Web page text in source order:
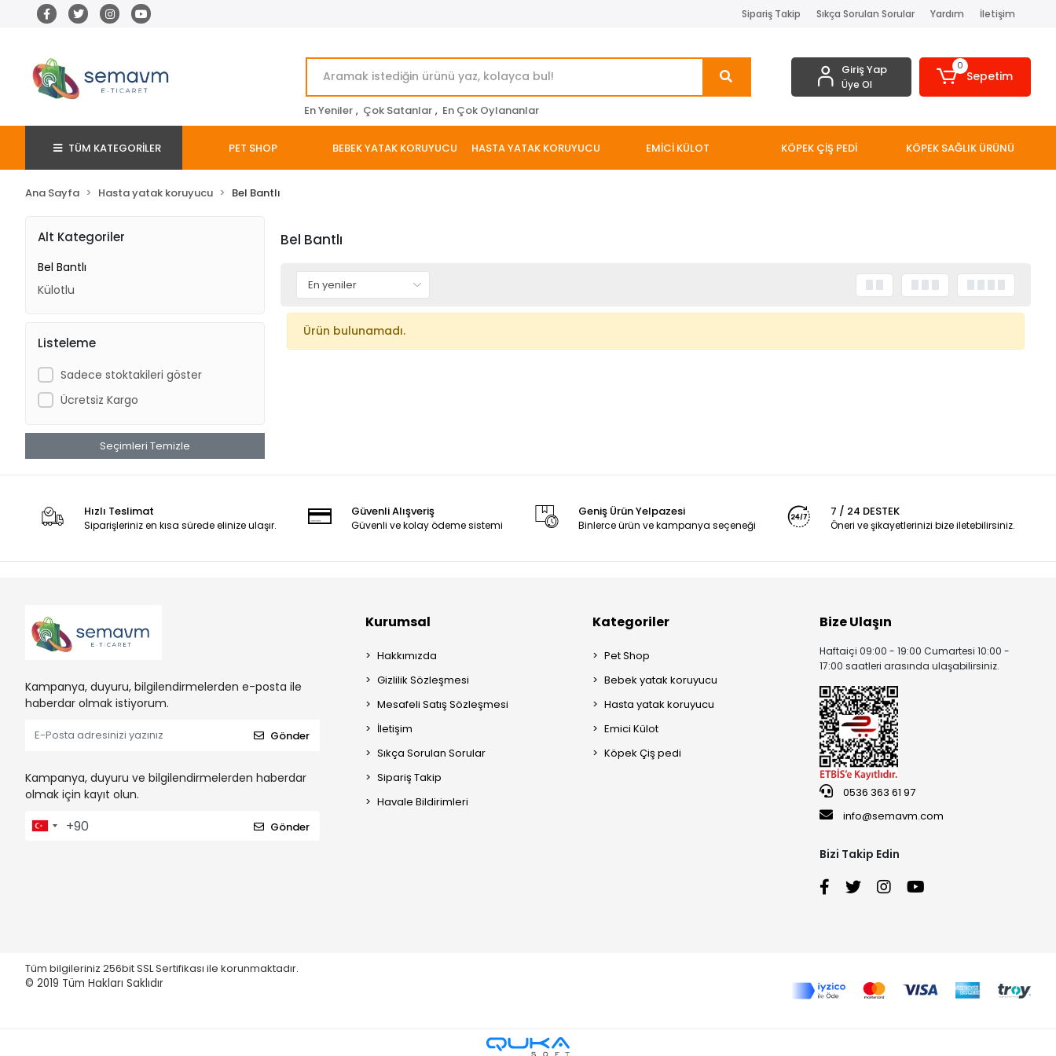
Sipariş Takip Sıkça Sorulan Sorular Yardım İletişim
En Yeniler , Çok Satanlar , En Çok Oylananlar
Giriş Yap
Üye Ol
0
Sepetim
TÜM KATEGORİLER PET SHOP BEBEK YATAK KORUYUCU HASTA YATAK KORUYUCU EMİCİ KÜLOT KÖPEK ÇİŞ PEDİ KÖPEK SAĞLIK ÜRÜNÜ
Ana Sayfa Hasta yatak koruyucu Bel Bantlı
Alt Kategoriler
Bel Bantlı
Külotlu
Listeleme
Sadece stoktakileri göster
Ücretsiz Kargo
Seçimleri Temizle
Bel Bantlı
Ürün bulunamadı.
Hızlı Teslimat
Siparişleriniz en kısa sürede elinize ulaşır.
Güvenli Alışveriş
Güvenli ve kolay ödeme sistemi
Geniş Ürün Yelpazesi
Binlerce ürün ve kampanya seçeneği
7 / 24 DESTEK
Öneri ve şikayetlerinizi bize iletebilirsiniz.
Kampanya, duyuru, bilgilendirmelerden e-posta ile
haberdar olmak istiyorum.
Gönder
Kampanya, duyuru ve bilgilendirmelerden haberdar
olmak için kayıt olun.
Gönder
Kurumsal
Hakkımızda
Gizlilik Sözleşmesi
Mesafeli Satış Sözleşmesi
İletişim
Sıkça Sorulan Sorular
Sipariş Takip
Havale Bildirimleri
Kategoriler
Pet Shop
Bebek yatak koruyucu
Hasta yatak koruyucu
Emici Külot
Köpek Çiş pedi
Bize Ulaşın
Haftaiçi 09:00 - 19:00 Cumartesi 10:00 -
17:00 saatleri arasında ulaşabilirsiniz.
0536 363 61 97
info@semavm.com
Bizi Takip Edin
Tüm bilgileriniz 256bit SSL Sertifikası ile korunmaktadır.
© 2019 Tüm Hakları Saklıdır